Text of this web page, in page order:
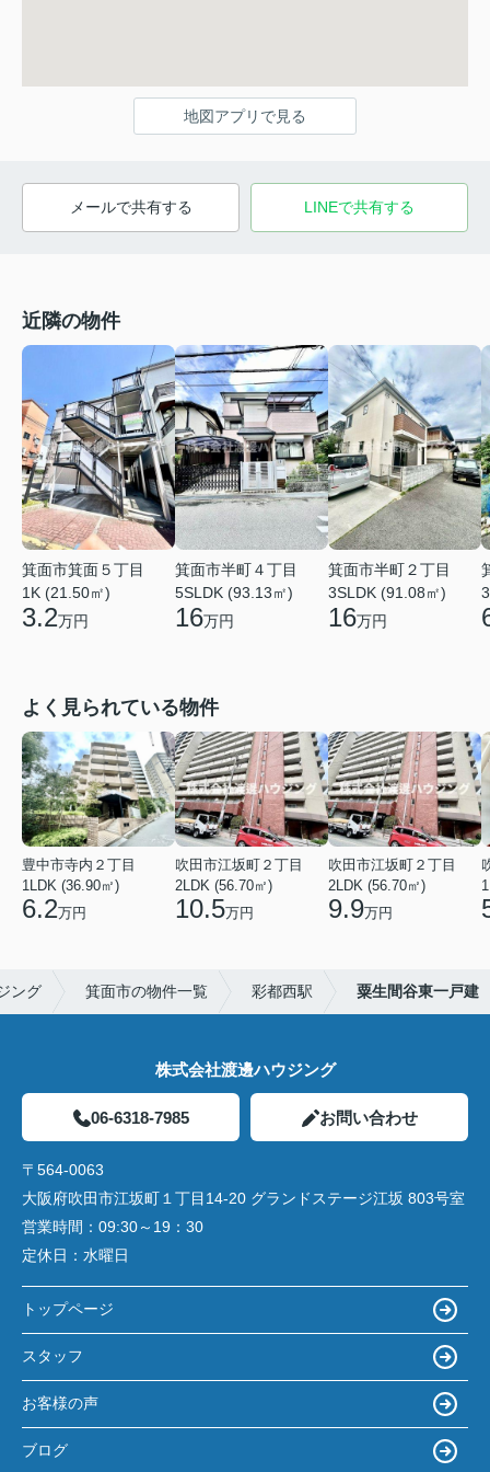
地図アプリで見る
メールで共有する LINEで共有する
近隣の物件
箕面市箕面５丁目
1K (21.50㎡)
3.2万円
箕面市半町４丁目
5SLDK (93.13㎡)
16万円
箕面市半町２丁目
3SLDK (91.08㎡)
16万円
よく見られている物件
豊中市寺内２丁目
1LDK (36.90㎡)
6.2万円
吹田市江坂町２丁目
2LDK (56.70㎡)
10.5万円
吹田市江坂町２丁目
2LDK (56.70㎡)
9.9万円
ング 箕面市の物件一覧 彩都西駅 粟生間谷東一戸建
株式会社渡邊ハウジング
06-6318-7985 お問い合わせ
〒564-0063
大阪府吹田市江坂町１丁目14‐20 グランドステージ江坂 803号室
営業時間： 09:30～19：30
定休日： 水曜日
トップページ
スタッフ
お客様の声
ブログ